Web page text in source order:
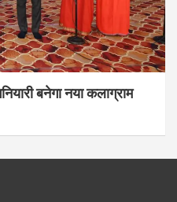
बनेगा नया कलाग्राम